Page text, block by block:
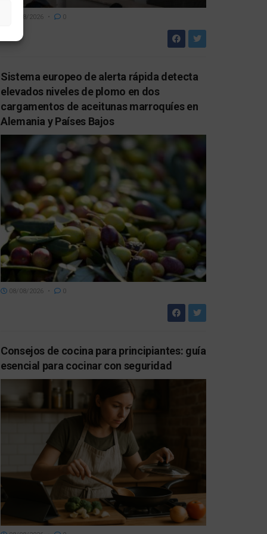
08/08/2026 0
Sistema europeo de alerta rápida detecta
elevados niveles de plomo en dos
cargamentos de aceitunas marroquíes en
Alemania y Países Bajos
08/08/2026 0
Consejos de cocina para principiantes: guía
esencial para cocinar con seguridad